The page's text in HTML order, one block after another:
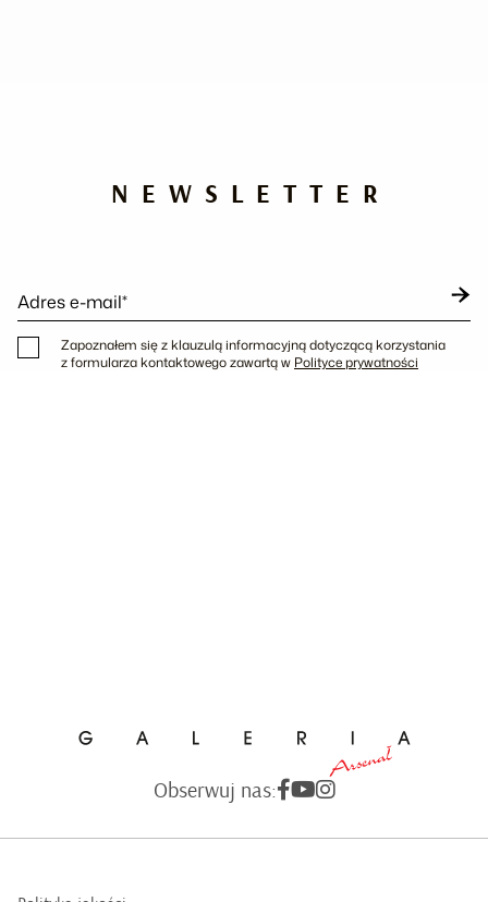
NEWSLETTER
Adres e-mail*
Zapoznałem się z klauzulą informacyjną dotyczącą korzystania
z formularza kontaktowego zawartą w Polityce prywatności
Obserwuj nas: